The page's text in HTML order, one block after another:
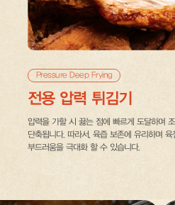
Pressure Deep Frying
전용 압력 튀김기
압력을 가할 시 끓는 점에 빠르게 도달하며 조
단축됩니다. 따라서, 육즙 보존에 유리하며 육
부드러움을 극대화 할 수 있습니다.